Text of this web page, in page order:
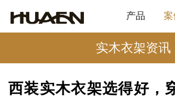
产品 案
实木衣架资讯
西装实木衣架选得好，